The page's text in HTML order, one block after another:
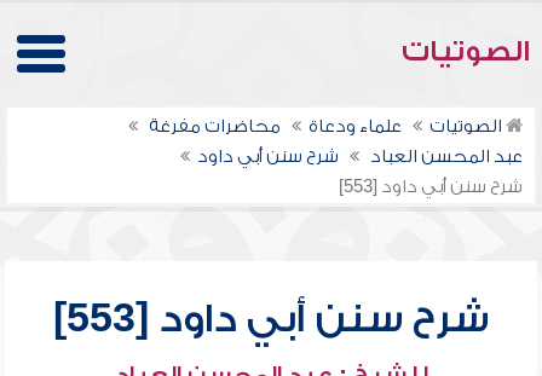
الصوتيات
الصوتيات علماء ودعاة
محاضرات مفرغة
عبد المحسن العباد
شرح سنن أبي داود
شرح سنن أبي داود [553]
شرح سنن أبي داود [553]